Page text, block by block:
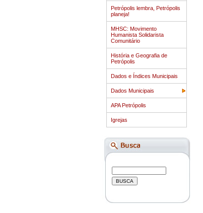
Petrópolis lembra, Petrópolis
planeja!
MHSC: Movimento
Humanista Solidarista
Comunitário
História e Geografia de
Petrópolis
Dados e Índices Municipais
Dados Municipais
APA Petrópolis
Igrejas